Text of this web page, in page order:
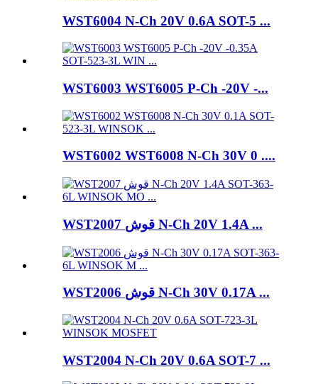
WST6004 N-Ch 20V 0.6A SOT-5 ...
WST6003 WST6005 P-Ch -20V -...
WST6002 WST6008 N-Ch 30V 0 ....
WST2007 قوش N-Ch 20V 1.4A ...
WST2006 قوش N-Ch 30V 0.17A ...
WST2004 N-Ch 20V 0.6A SOT-7 ...